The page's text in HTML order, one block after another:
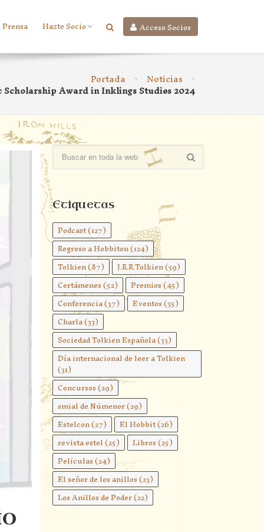
Acceso Socios
Prensa Hazte Socio
Portada > Noticias >
Award in Inklings Studies 2024
Etiquetas
Podcast(127)
Regreso a Hobbiton(124)
Tolkien(87) J.R.R.Tolkien(59)
Certámenes(52) Premios(45)
Conferencia(37) Eventos(35)
Charla(33)
Sociedad Tolkien Española(33)
Día internacional de leer a Tolkien
(31)
Concursos(29)
smial de Númenor(29)
Estelcon(27) El Hobbit(26)
revista estel(25) Libros(25)
Películas(24)
El señor de los anillos(23)
Los Anillos de Poder(22)